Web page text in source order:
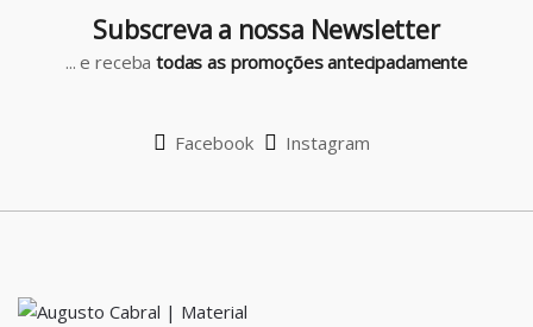
Subscreva a nossa Newsletter
... e recebatodas as promoções antecipadamente
Facebook Instagram